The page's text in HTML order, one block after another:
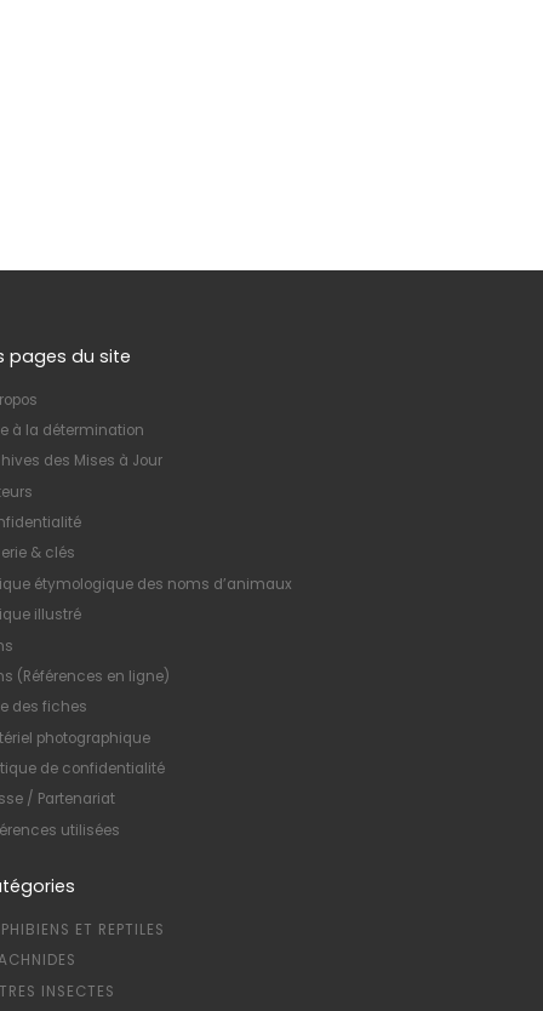
pages du site
à la détermination
des Mises à Jour
& clés
étymologique des noms d’animaux
illustré
(Références en ligne)
des fiches
photographique
de confidentialité
/ Partenariat
utilisées
ET REPTILES
INSECTES